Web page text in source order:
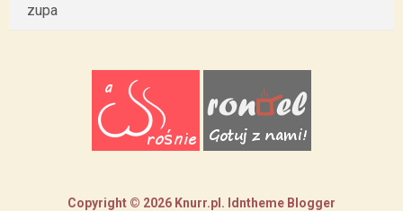
zupa
Copyright © 2026 Knurr.pl . Idntheme Blogger